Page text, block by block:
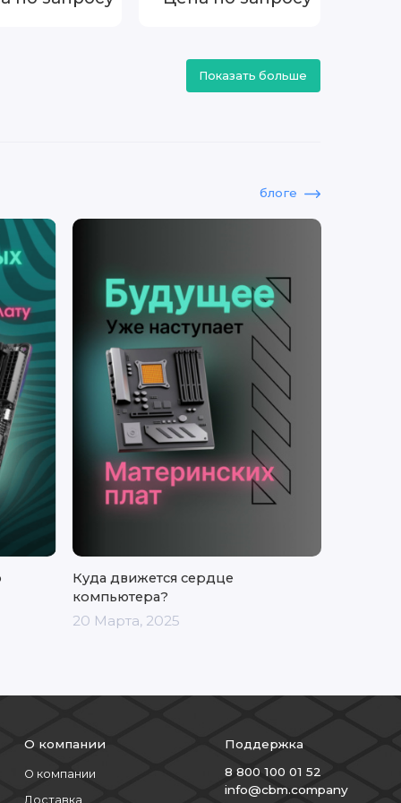
Показать больше
блоге
Куда движется сердце
компьютера?
20 Марта, 2025
О компании
О компании
Доставка
Поддержка
8 800 100 01 52
info@cbm.company